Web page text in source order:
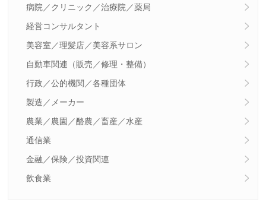
病院／クリニック／治療院／薬局
経営コンサルタント
美容室／理髪店／美容系サロン
自動車関連（販売／修理・整備）
行政／公的機関／各種団体
製造／メーカー
農業／農園／酪農／畜産／水産
通信業
金融／保険／投資関連
飲食業